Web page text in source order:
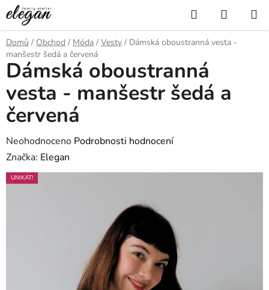
Přejít
na
obsah
Hledat
KOŠÍK
Domů / Obchod / Móda / Vesty / Dámská oboustranná vesta -
manšestr šedá a červená
Dámská oboustranná
vesta - manšestr šedá a
červená
Průměrné
hodnocení
produktu
Neohodnoceno Podrobnosti hodnocení
Značka: Elegan
UNIKÁT!